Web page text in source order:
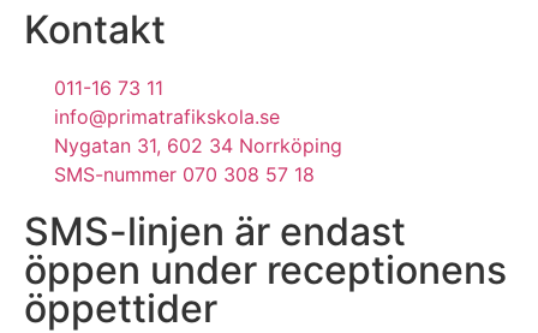
Kontakt
011-16 73 11
info@primatrafikskola.se
Nygatan 31, 602 34 Norrköping
SMS-nummer 070 308 57 18
SMS-linjen är endast
öppen under receptionens
öppettider